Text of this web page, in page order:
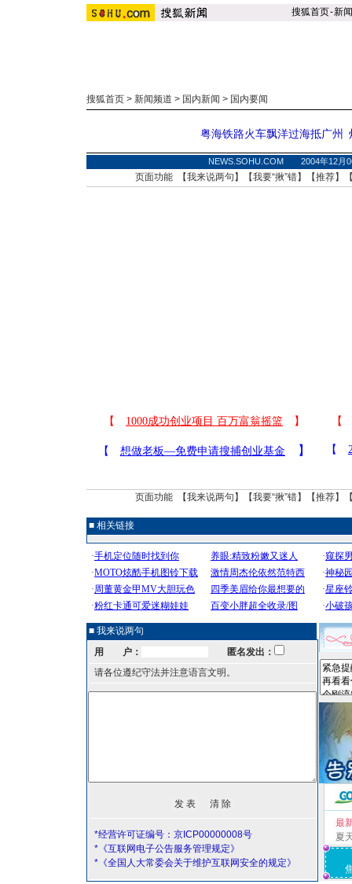
搜狐首页-新闻
搜狐首页 > 新闻频道 > 国内新闻 > 国内要闻
粤海铁路火车飘洋过海抵广州
NEWS.SOHU.COM 2004年12
页面功能 【我来说两句 】【我要“揪”错】【推荐】
页面功能 【我来说两句 】【我要“揪”错】【推荐】
■ 相关链接
■ 我来说两句
用 户：
匿名发出：
请各位遵纪守法并注意语言文明。
*经营许可证编号：京ICP00000008号
*《互联网电子公告服务管理规定》
*《全国人大常委会关于维护互联网安全的规定》
最
夏